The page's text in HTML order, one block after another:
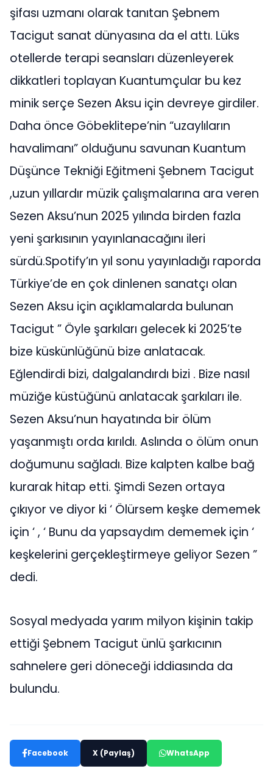
şifası uzmanı olarak tanıtan Şebnem
Tacigut sanat dünyasına da el attı. Lüks
otellerde terapi seansları düzenleyerek
dikkatleri toplayan Kuantumçular bu kez
minik serçe Sezen Aksu için devreye girdiler.
Daha önce Göbeklitepe’nin “uzaylıların
havalimanı” olduğunu savunan Kuantum
Düşünce Tekniği Eğitmeni Şebnem Tacigut
,uzun yıllardır müzik çalışmalarına ara veren
Sezen Aksu’nun 2025 yılında birden fazla
yeni şarkısının yayınlanacağını ileri
sürdü.Spotify’ın yıl sonu yayınladığı raporda
Türkiye’de en çok dinlenen sanatçı olan
Sezen Aksu için açıklamalarda bulunan
Tacigut ” Öyle şarkıları gelecek ki 2025’te
bize küskünlüğünü bize anlatacak.
Eğlendirdi bizi, dalgalandırdı bizi . Bize nasıl
müziğe küstüğünü anlatacak şarkıları ile.
Sezen Aksu’nun hayatında bir ölüm
yaşanmıştı orda kırıldı. Aslında o ölüm onun
doğumunu sağladı. Bize kalpten kalbe bağ
kurarak hitap etti. Şimdi Sezen ortaya
çıkıyor ve diyor ki ‘ Ölürsem keşke dememek
için ‘ , ‘ Bunu da yapsaydım dememek için ‘
keşkelerini gerçekleştirmeye geliyor Sezen ”
dedi.
Sosyal medyada yarım milyon kişinin takip
ettiği Şebnem Tacigut ünlü şarkıcının
sahnelere geri döneceği iddiasında da
bulundu.
Facebook X (Paylaş) WhatsApp